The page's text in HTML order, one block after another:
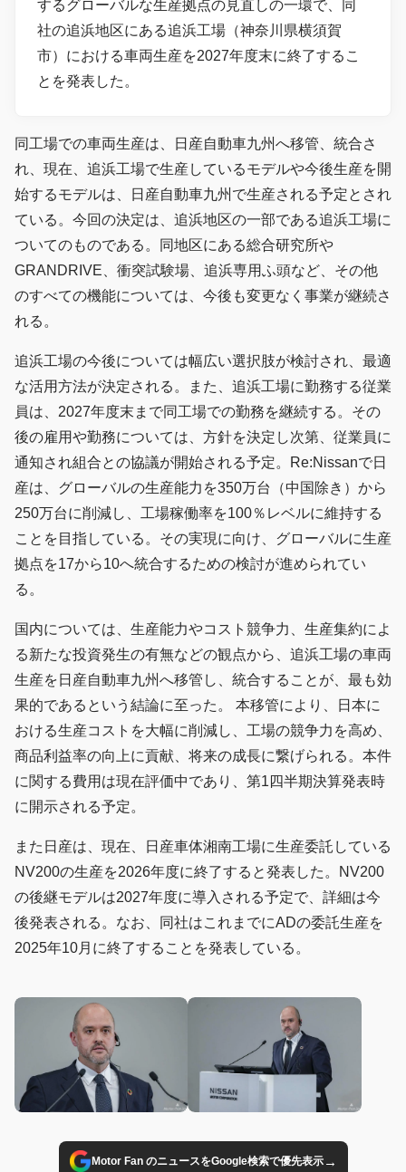
するグローバルな生産拠点の見直しの一環で、同
社の追浜地区にある追浜工場（神奈川県横須賀
市）における車両生産を2027年度末に終了するこ
とを発表した。
同工場での車両生産は、日産自動車九州へ移管、統合さ
れ、現在、追浜工場で生産しているモデルや今後生産を開
始するモデルは、日産自動車九州で生産される予定とされ
ている。今回の決定は、追浜地区の一部である追浜工場に
ついてのものである。同地区にある総合研究所や
GRANDRIVE、衝突試験場、追浜専用ふ頭など、その他
のすべての機能については、今後も変更なく事業が継続さ
れる。
追浜工場の今後については幅広い選択肢が検討され、最適
な活用方法が決定される。また、追浜工場に勤務する従業
員は、2027年度末まで同工場での勤務を継続する。その
後の雇用や勤務については、方針を決定し次第、従業員に
通知され組合との協議が開始される予定。Re:Nissanで日
産は、グローバルの生産能力を350万台（中国除き）から
250万台に削減し、工場稼働率を100％レベルに維持する
ことを目指している。その実現に向け、グローバルに生産
拠点を17から10へ統合するための検討が進められてい
る。
国内については、生産能力やコスト競争力、生産集約によ
る新たな投資発生の有無などの観点から、追浜工場の車両
生産を日産自動車九州へ移管し、統合することが、最も効
果的であるという結論に至った。 本移管により、日本に
おける生産コストを大幅に削減し、工場の競争力を高め、
商品利益率の向上に貢献、将来の成長に繋げられる。本件
に関する費用は現在評価中であり、第1四半期決算発表時
に開示される予定。
また日産は、現在、日産車体湘南工場に生産委託している
NV200の生産を2026年度に終了すると発表した。NV200
の後継モデルは2027年度に導入される予定で、詳細は今
後発表される。なお、同社はこれまでにADの委託生産を
2025年10月に終了することを発表している。
Motor Fan のニュースをGoogle検索で優先表示→